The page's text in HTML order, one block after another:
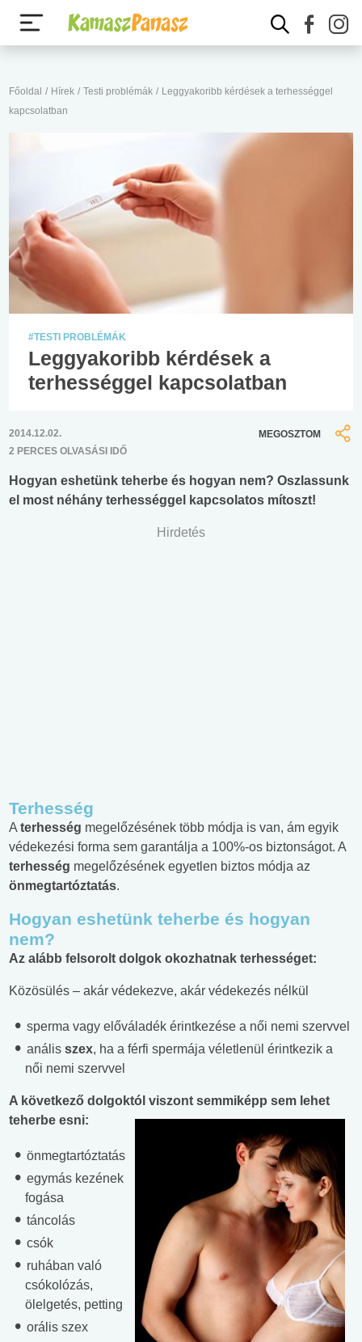
Főoldal / Hírek / Testi problémák / Leggyakoribb kérdések a terhességgel
kapcsolatban
#TESTI PROBLÉMÁK
Leggyakoribb kérdések a
terhességgel kapcsolatban
2014.12.02.
2 PERCES OLVASÁSI IDŐ
MEGOSZTOM
Hogyan eshetünk teherbe és hogyan nem? Oszlassunk
el most néhány terhességgel kapcsolatos mítoszt!
Hirdetés
Terhesség
A terhesség megelőzésének több módja is van, ám egyik
védekezési forma sem garantálja a 100%-os biztonságot. A
terhesség megelőzésének egyetlen biztos módja az
önmegtartóztatás.
Hogyan eshetünk teherbe és hogyan
nem?
Az alább felsorolt dolgok okozhatnak terhességet:
Közösülés – akár védekezve, akár védekezés nélkül
sperma vagy előváladék érintkezése a női nemi szervvel
anális szex, ha a férfi spermája véletlenül érintkezik a
női nemi szervvel
A következő dolgoktól viszont semmiképp sem lehet
teherbe esni:
önmegtartóztatás
egymás kezének
fogása
táncolás
csók
ruhában való
csókolózás,
ölelgetés, petting
orális szex